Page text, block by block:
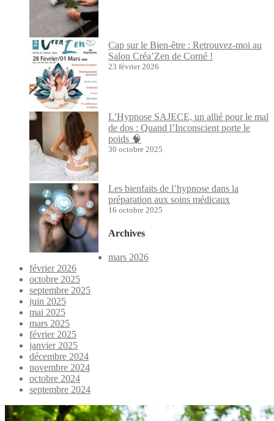
Cap sur le Bien-être : Retrouvez-moi au
Salon Créa’Zen de Corné !
23 février 2026
L’Hypnose SAJECE, un allié pour le mal
de dos : Quand l’Inconscient porte le
poids 🧠
30 octobre 2025
Les bienfaits de l’hypnose dans la
préparation aux soins médicaux
16 octobre 2025
Archives
mars 2026
février 2026
octobre 2025
septembre 2025
juin 2025
mai 2025
mars 2025
février 2025
janvier 2025
décembre 2024
novembre 2024
octobre 2024
septembre 2024